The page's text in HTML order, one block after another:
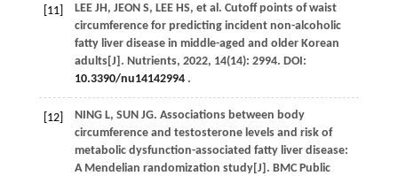
[11] LEE JH, JEON S, LEE HS, et al. Cutoff points of waist
circumference for predicting incident non-alcoholic
fatty liver disease in middle-aged and older Korean
adults[J]. Nutrients, 2022, 14(14): 2994. DOI:
10.3390/nu14142994.
[12] NING L, SUN JG. Associations between body
circumference and testosterone levels and risk of
metabolic dysfunction-associated fatty liver disease:
A Mendelian randomization study[J]. BMC Public